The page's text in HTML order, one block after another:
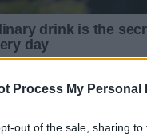
Process My Personal
out of the sale, sharing